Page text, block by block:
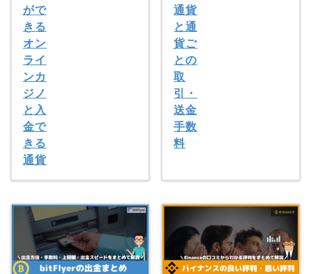
がで
きる
オン
ライ
ンカ
ジノ
と入
金で
きる
通貨
通貨
と通
貨ご
との
取
引・
送金
手数
料